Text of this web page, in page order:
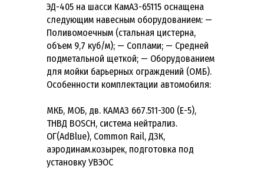
ЭД-405 на шасси КамАЗ-65115 оснащена
следующим навесным оборудованием: —
Поливомоечным (стальная цистерна,
объем 9,7 куб/м); — Соплами; — Средней
подметальной щеткой; — Оборудованием
для мойки барьерных ограждений (ОМБ).
Особенности комплектации автомобиля:
МКБ, МОБ, дв. КАМАЗ 667.511-300 (Е-5),
ТНВД BOSCH, система нейтрализ.
ОГ(AdBlue), Common Rail, ДЗК,
аэродинам.козырек, подготовка под
установку УВЭОС